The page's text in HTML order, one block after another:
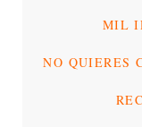
MIL
NO QUIERES